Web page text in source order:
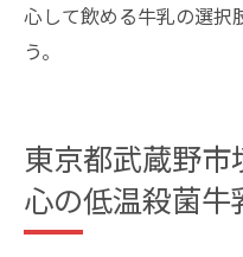
心して飲める牛乳の選択
う。
東京都武蔵野
心の低温殺菌牛